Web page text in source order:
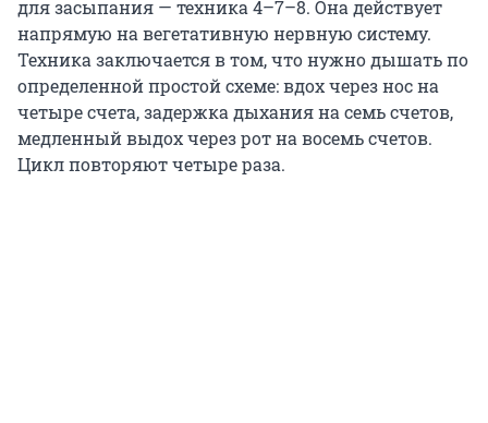
для засыпания — техника 4–7–8. Она действует
напрямую на вегетативную нервную систему.
Техника заключается в том, что нужно дышать по
определенной простой схеме: вдох через нос на
четыре счета, задержка дыхания на семь счетов,
медленный выдох через рот на восемь счетов.
Цикл повторяют четыре раза.